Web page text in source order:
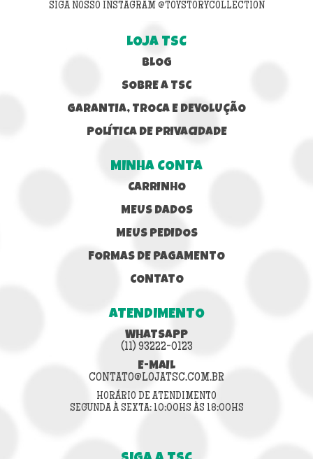
SIGA NOSSO INSTAGRAM @TOYSTORYCOLLECTION
LOJA TSC
BLOG
SOBRE A TSC
GARANTIA, TROCA E DEVOLUÇÃO
POLÍTICA DE PRIVACIDADE
MINHA CONTA
CARRINHO
MEUS DADOS
MEUS PEDIDOS
FORMAS DE PAGAMENTO
CONTATO
ATENDIMENTO
WHATSAPP
(11) 93222-0123
E-MAIL
CONTATO@LOJATSC.COM.BR
HORÁRIO DE ATENDIMENTO
SEGUNDA À SEXTA: 10:00HS ÀS 18:00HS